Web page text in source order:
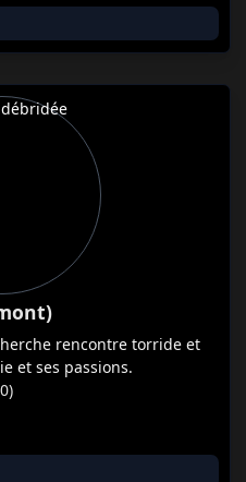
rencontre torride et
et ses passions.